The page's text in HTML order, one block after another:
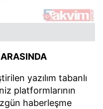
yazılım tabanlı
platformlarının
haberleşme